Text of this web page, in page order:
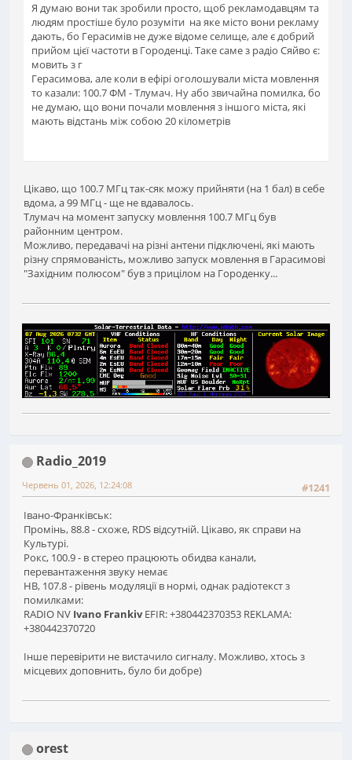
Я думаю вони так зробили просто, щоб рекламодавцям та
людям простіше було розуміти на яке місто вони рекламу
дають, бо Герасимів не дуже відоме селище, але є добрий
прийом цієї частоти в Городенці. Таке саме з радіо Сяйво є:
мовить з г
Герасимова, але коли в ефірі оголошували міста мовлення
то казали: 100.7 ФМ - Тлумач. Ну або звичайна помилка, бо
не думаю, що вони почали мовлення з іншого міста, які
мають відстань між собою 20 кілометрів
Цікаво, що 100.7 МГц так-сяк можу прийняти (на 1 бал) в себе
вдома, а 99 МГц - ще не вдавалось.
Тлумач на момент запуску мовлення 100.7 МГц був
районним центром.
Можливо, передавачі на різні антени підключені, які мають
різну спрямованість, можливо запуск мовлення в Гарасимові
"Західним полюсом" був з прицілом на Городенку...
Radio_2019
#1241
Червень 01, 2026, 12:24:08
Івано-Франківськ:
Промінь, 88.8 - схоже, RDS відсутній. Цікаво, як справи на
Культурі.
Рокс, 100.9 - в стерео працюють обидва канали,
перевантаження звуку немає
НВ, 107.8 - рівень модуляції в нормі, однак радіотекст з
помилками:
RADIO NV Ivano FrankivEFIR: +380442370353 REKLAMA:
+380442370720
Інше перевірити не вистачило сигналу. Можливо, хтось з
місцевих доповнить, було би добре)
orest